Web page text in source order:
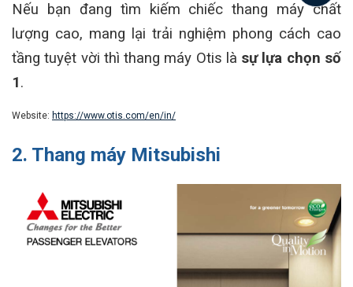
Nếu bạn đang tìm kiếm chiếc thang máy chất
lượng cao, mang lại trải nghiệm phong cách cao
tầng tuyệt vời thì thang máy Otis là sự lựa chọn số
1.
Website: https://www.otis.com/en/in/
2. Thang máy Mitsubishi